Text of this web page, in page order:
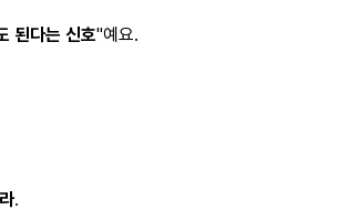
된다는 신호"예요.
.